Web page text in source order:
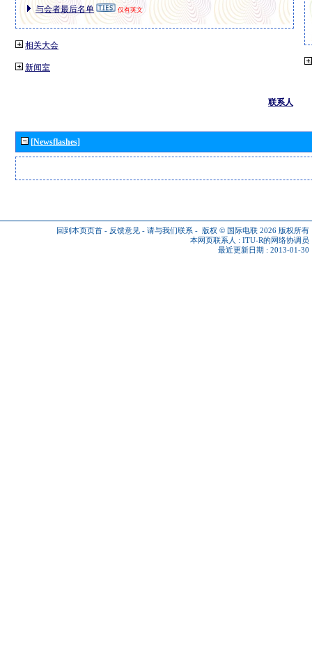
与会者最后名单 仅有英文
相关大会
新闻室
联系人
[Newsflashes]
回到本页页首 - 反馈意见 - 请与我们联系 - 版权 © 国际电联 2026 版权所有
本网页联系人 : ITU-R的网络协调员
最近更新日期 : 2013-01-30